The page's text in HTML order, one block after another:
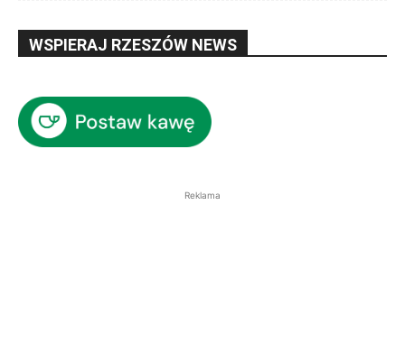
WSPIERAJ RZESZÓW NEWS
Reklama